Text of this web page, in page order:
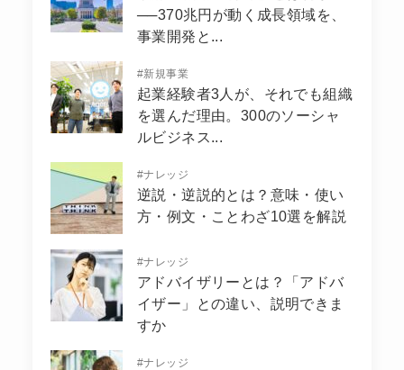
──370兆円が動く成長領域を、
事業開発と...
#新規事業
起業経験者3人が、それでも組織
を選んだ理由。300のソーシャ
ルビジネス...
#ナレッジ
逆説・逆説的とは？意味・使い
方・例文・ことわざ10選を解説
#ナレッジ
アドバイザリーとは？「アドバ
イザー」との違い、説明できま
すか
#ナレッジ